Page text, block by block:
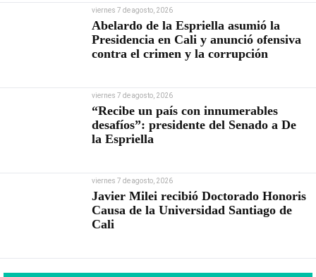
viernes 7 de agosto, 2026
Abelardo de la Espriella asumió la
Presidencia en Cali y anunció ofensiva
contra el crimen y la corrupción
viernes 7 de agosto, 2026
“Recibe un país con innumerables
desafíos”: presidente del Senado a De
la Espriella
viernes 7 de agosto, 2026
Javier Milei recibió Doctorado Honoris
Causa de la Universidad Santiago de
Cali